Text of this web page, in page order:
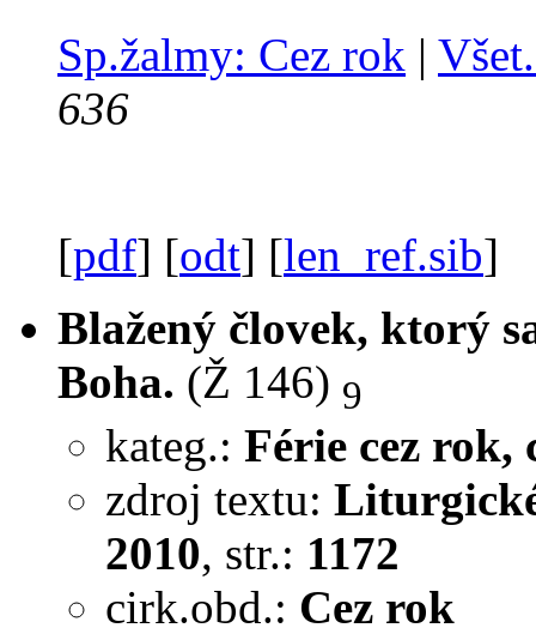
Sp.žalmy: Cez rok |
636
[pdf] [odt] [len_ref.sib]
Blažený človek, ktorý
Boha. (Ž 146) 9
kateg.: Férie cez
zdroj textu:
2010, str.: 1172
cirk.obd.: Cez rok